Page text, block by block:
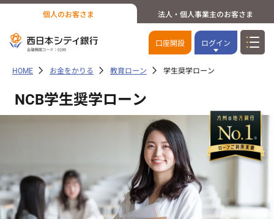
個人のお客さま 法人・個人事業主のお客さま
口座開設 ログイン
HOME お金をかりる 教育ローン 学生奨学ローン
NCB学生奨学ローン